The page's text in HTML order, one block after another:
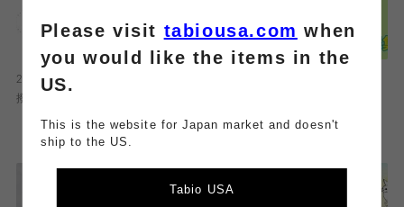
2026.08.05
撥水効果
ックス特集☆
Please visit tabiousa.com when
you would like the items in the
US.
This is the website for Japan market and doesn't
ship to the US.
Tabio USA